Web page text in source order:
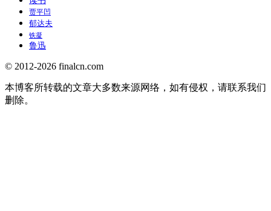
贾平凹
郁达夫
铁凝
鲁迅
© 2012-2026 finalcn.com
本博客所转载的文章大多数来源网络，如有侵权，请联系我们
删除。